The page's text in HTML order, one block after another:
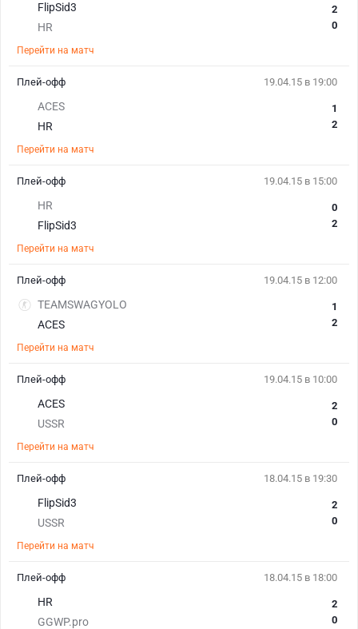
FlipSid3
HR
2
0
Перейти на матч
19.04.15 в 19:00
ACES
HR
1
2
Перейти на матч
Плей-офф
19.04.15 в 15:00
HR
FlipSid3
0
2
Перейти на матч
Плей-офф
19.04.15 в 12:00
TEAMSWAGYOLO
ACES
1
2
Перейти на матч
Плей-офф
19.04.15 в 10:00
ACES
USSR
2
0
Перейти на матч
Плей-офф
18.04.15 в 19:30
FlipSid3
USSR
2
0
Перейти на матч
Плей-офф
18.04.15 в 18:00
HR
GGWP.pro
2
0
Плей-офф